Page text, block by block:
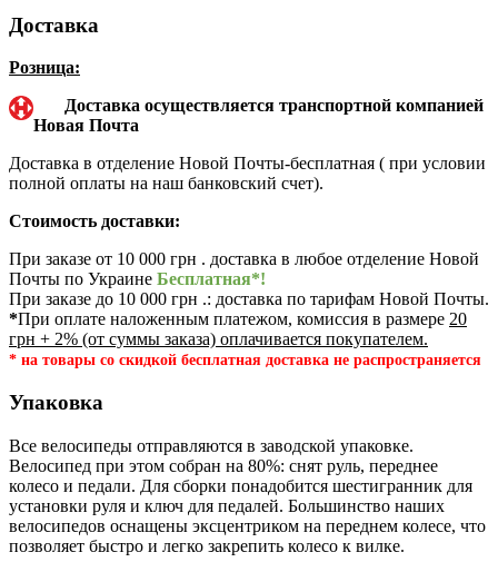
Доставка
Розница:
Доставка осуществляется транспортной компанией
Новая Почта
Доставка в отделение Новой Почты-бесплатная ( при условии
полной оплаты на наш банковский счет).
Стоимость доставки:
При заказе от 10 000 грн . доставка в любое отделение Новой
Почты по Украине Бесплатная*!
При заказе до 10 000 грн .: доставка по тарифам Новой Почты.
*При оплате наложенным платежом, комиссия в размере 20
грн + 2% (от суммы заказа) оплачивается покупателем.
* на товары со скидкой бесплатная доставка не распространяется
Упаковка
Все велосипеды отправляются в заводской упаковке.
Велосипед при этом собран на 80%: снят руль, переднее
колесо и педали. Для сборки понадобится шестигранник для
установки руля и ключ для педалей. Большинство наших
велосипедов оснащены эксцентриком на переднем колесе, что
позволяет быстро и легко закрепить колесо к вилке.